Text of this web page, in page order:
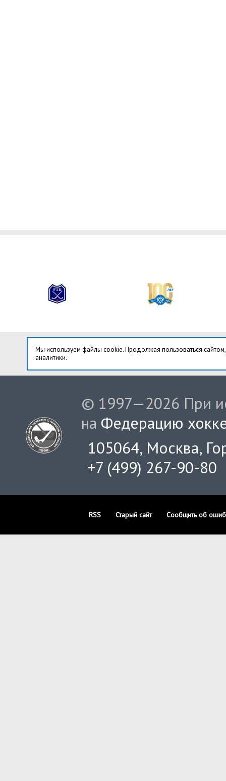
Мы используем файлы cookie. Продолжая пользоваться
аналитики.
© 1997—2026 При
на Федерацию
105064, Москва,
+7 (499) 267-90-80
RSS Старый сайт Сообщить об